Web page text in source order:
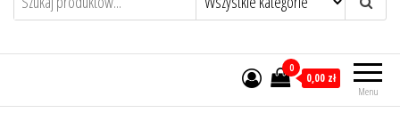
Menu
0
0,00 zł